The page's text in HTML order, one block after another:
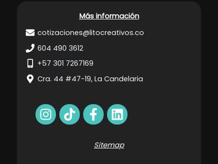
Más información
cotizaciones@litocreativos.co
604 490 3612
+57 301 7267169
Cra. 44 #47-19, La Candelaria
Sitemap